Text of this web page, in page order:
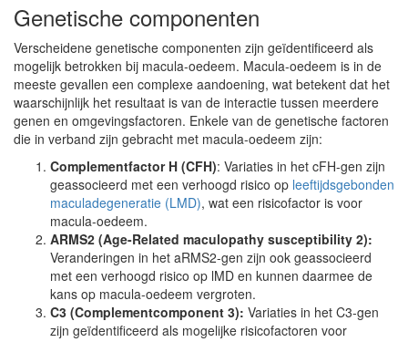
Genetische componenten
Verscheidene genetische componenten zijn geïdentificeerd als
mogelijk betrokken bij macula-oedeem. Macula-oedeem is in de
meeste gevallen een complexe aandoening, wat betekent dat het
waarschijnlijk het resultaat is van de interactie tussen meerdere
genen en omgevingsfactoren. Enkele van de genetische factoren
die in verband zijn gebracht met macula-oedeem zijn:
Complementfactor H (CFH): Variaties in het cFH-gen zijn
geassocieerd met een verhoogd risico op leeftijdsgebonden
maculadegeneratie (LMD), wat een risicofactor is voor
macula-oedeem.
ARMS2 (Age-Related maculopathy susceptibility 2):
Veranderingen in het aRMS2-gen zijn ook geassocieerd
met een verhoogd risico op lMD en kunnen daarmee de
kans op macula-oedeem vergroten.
C3 (Complementcomponent 3): Variaties in het C3-gen
zijn geïdentificeerd als mogelijke risicofactoren voor